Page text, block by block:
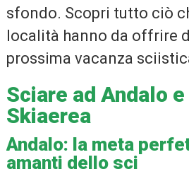
sfondo. Scopri tutto ciò
località hanno da offrire
prossima vacanza
Sciare ad Andalo
Skiaerea
Andalo: la meta
amanti dello sci